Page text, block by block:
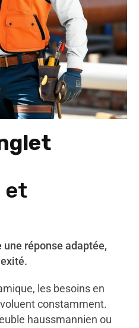
et
réponse adaptée,
les besoins en
constamment.
haussmannien ou